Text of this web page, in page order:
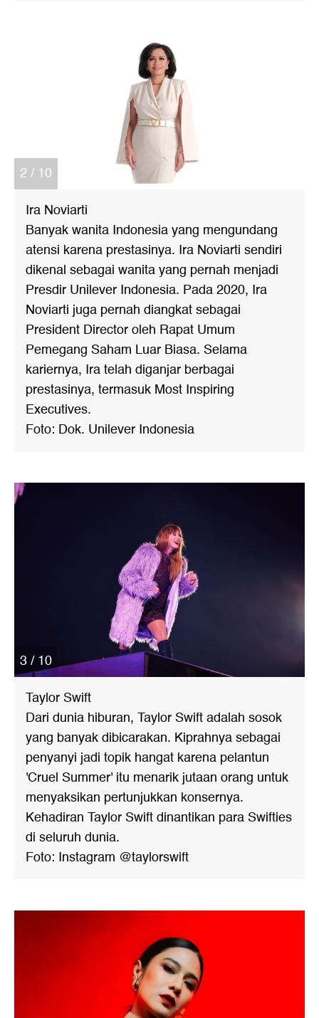
2 / 10
Ira Noviarti
Banyak wanita Indonesia yang mengundang
atensi karena prestasinya. Ira Noviarti sendiri
dikenal sebagai wanita yang pernah menjadi
Presdir Unilever Indonesia. Pada 2020, Ira
Noviarti juga pernah diangkat sebagai
President Director oleh Rapat Umum
Pemegang Saham Luar Biasa. Selama
kariernya, Ira telah diganjar berbagai
prestasinya, termasuk Most Inspiring
Executives.
Foto: Dok. Unilever Indonesia
3 / 10
Taylor Swift
Dari dunia hiburan, Taylor Swift adalah sosok
yang banyak dibicarakan. Kiprahnya sebagai
penyanyi jadi topik hangat karena pelantun
'Cruel Summer' itu menarik jutaan orang untuk
menyaksikan pertunjukkan konsernya.
Kehadiran Taylor Swift dinantikan para Swifties
di seluruh dunia.
Foto: Instagram @taylorswift